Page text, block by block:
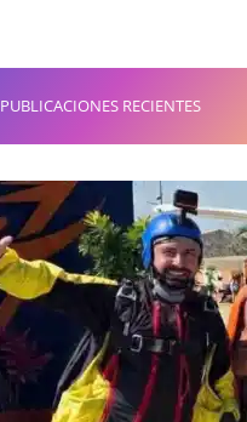
PUBLICACIONES RECIENTES